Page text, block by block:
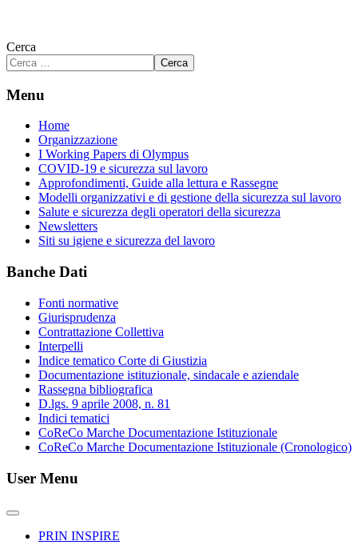
Cerca
Cerca
Menu
Home
Organizzazione
I Working Papers di Olympus
COVID-19 e sicurezza sul lavoro
Approfondimenti, Guide alla lettura e Rassegne
Modelli organizzativi e di gestione della sicurezza sul lavoro
Salute e sicurezza degli operatori della sicurezza
Newsletters
Siti su igiene e sicurezza del lavoro
Banche Dati
Fonti normative
Giurisprudenza
Contrattazione Collettiva
Interpelli
Indice tematico Corte di Giustizia
Documentazione istituzionale, sindacale e aziendale
Rassegna bibliografica
D.lgs. 9 aprile 2008, n. 81
Indici tematici
CoReCo Marche Documentazione Istituzionale
CoReCo Marche Documentazione Istituzionale (Cronologico)
User Menu
PRIN INSPIRE